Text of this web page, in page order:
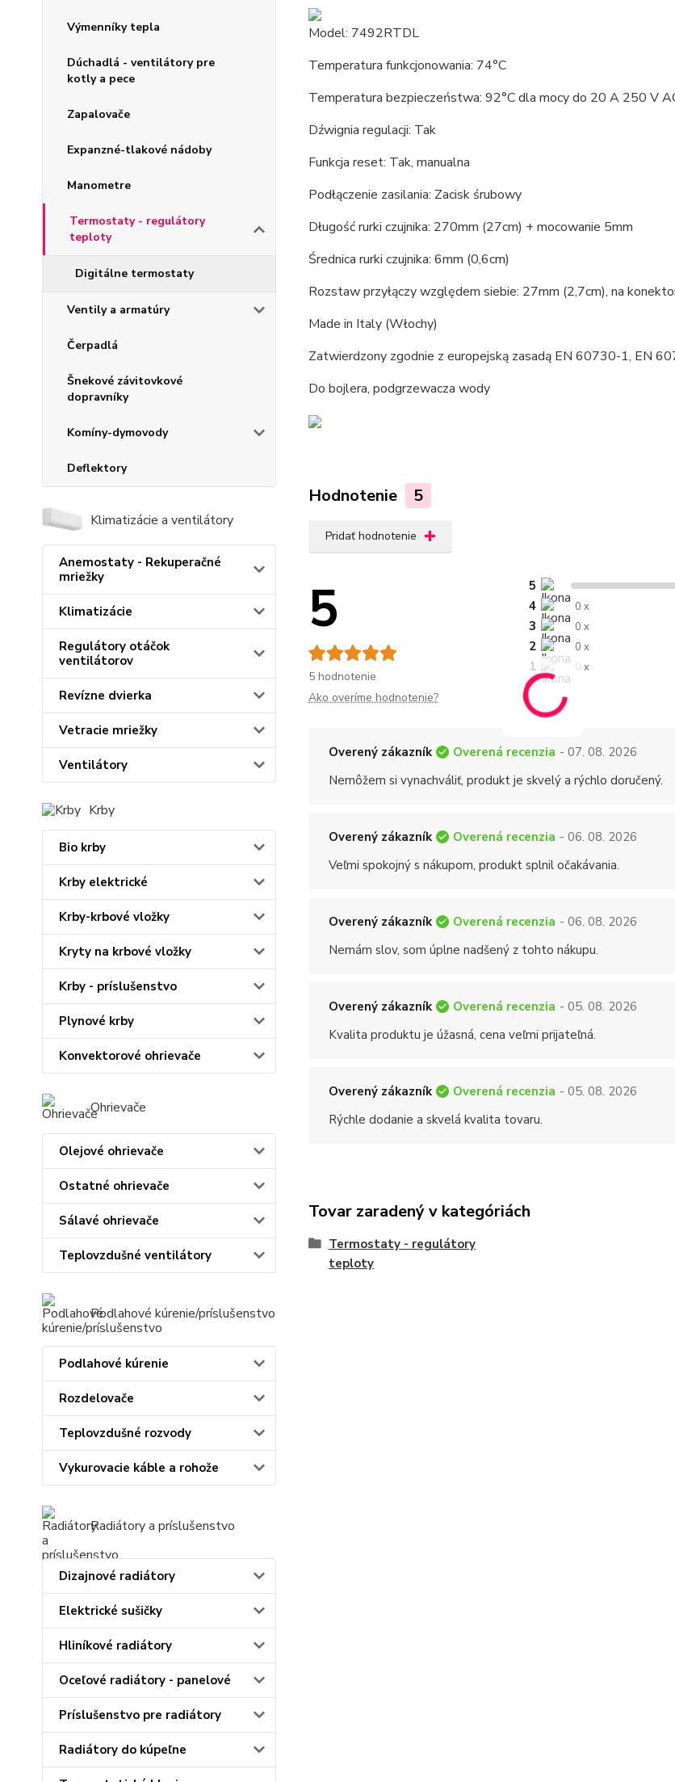
Výmenníky tepla
Dúchadlá - ventilátory pre
kotly a pece
Zapalovače
Expanzné-tlakové nádoby
Manometre
Termostaty - regulátory
teploty
Digitálne termostaty
Ventily a armatúry
Čerpadlá
Šnekové závitovkové
dopravníky
Komíny-dymovody
Deflektory
Klimatizácie a ventilátory
Anemostaty - Rekuperačné
mriežky
Klimatizácie
Regulátory otáčok
ventilátorov
Revízne dvierka
Vetracie mriežky
Ventilátory
Krby
Bio krby
Krby elektrické
Krby-krbové vložky
Kryty na krbové vložky
Krby - príslušenstvo
Plynové krby
Konvektorové ohrievače
Ohrievače
Olejové ohrievače
Ostatné ohrievače
Sálavé ohrievače
Teplovzdušné ventilátory
Podlahové kúrenie/príslušenstvo
Podlahové kúrenie
Rozdelovače
Teplovzdušné rozvody
Vykurovacie káble a rohože
Radiátory a príslušenstvo
Dizajnové radiátory
Elektrické sušičky
Hliníkové radiátory
Oceľové radiátory - panelové
Príslušenstvo pre radiátory
Radiátory do kúpeľne
Model: 7492RTDL
Temperatura funkcjonowania: 74°C
Temperatura bezpieczeństwa: 92°C dla mocy do 20 A 250 V
Dźwignia regulacji: Tak
Funkcja reset: Tak, manualna
Podłączenie zasilania: Zacisk śrubowy
Długość rurki czujnika: 270mm (27cm) + mocowanie 5mm
Średnica rurki czujnika: 6mm (0,6cm)
Rozstaw przyłączy względem siebie: 27mm (2,7cm), na
Made in Italy (Włochy)
Zatwierdzony zgodnie z europejską zasadą EN 60730-1, EN
Do bojlera, podgrzewacza wody
Hodnotenie 5
Pridať hodnotenie
5
5 hodnotenie
5
4 0 x
3 0 x
2 0 x
1 0 x
Ako overíme hodnotenie?
Overený zákazník Overená recenzia - 07. 08. 2026
Nemôžem si vynachváliť, produkt je skvelý a rýchlo doručený.
Overený zákazník Overená recenzia - 06. 08. 2026
Veľmi spokojný s nákupom, produkt splnil očakávania.
Overený zákazník Overená recenzia - 06. 08. 2026
Nemám slov, som úplne nadšený z tohto nákupu.
Overený zákazník Overená recenzia - 05. 08. 2026
Kvalita produktu je úžasná, cena veľmi prijateľná.
Overený zákazník Overená recenzia - 05. 08. 2026
Rýchle dodanie a skvelá kvalita tovaru.
Tovar zaradený v kategóriách
Termostaty - regulátory
teploty